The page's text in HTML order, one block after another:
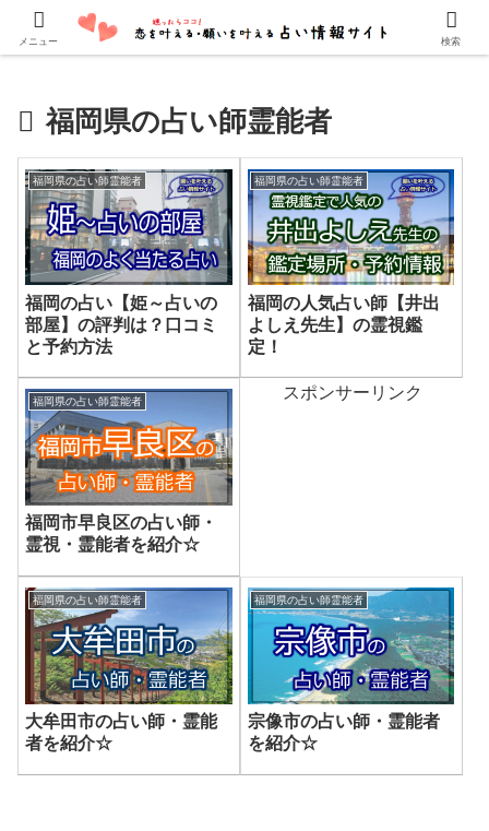
口コミでよく当たると評判の占い師・霊能者を紹介しています。
福岡県の占い師霊能者
福岡県の占い師霊能者
福岡の占い【姫～占いの
部屋】の評判は？口コミ
と予約方法
福岡県の占い師霊能者
福岡の人気占い師【井出
よしえ先生】の霊視鑑
定！
福岡県の占い師霊能者
福岡市早良区の占い師・
霊視・霊能者を紹介☆
スポンサーリンク
福岡県の占い師霊能者
大牟田市の占い師・霊能
者を紹介☆
福岡県の占い師霊能者
宗像市の占い師・霊能者
を紹介☆
メニュー 検索